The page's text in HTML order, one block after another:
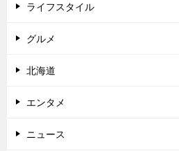
ライフスタイル
グルメ
北海道
エンタメ
ニュース